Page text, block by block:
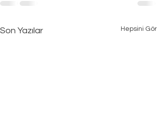
Son Yazılar Hepsini Gör